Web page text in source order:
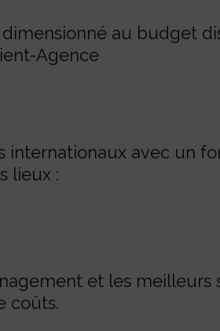
au budget
Agence
internationaux avec un
lieux :
et les
coûts.